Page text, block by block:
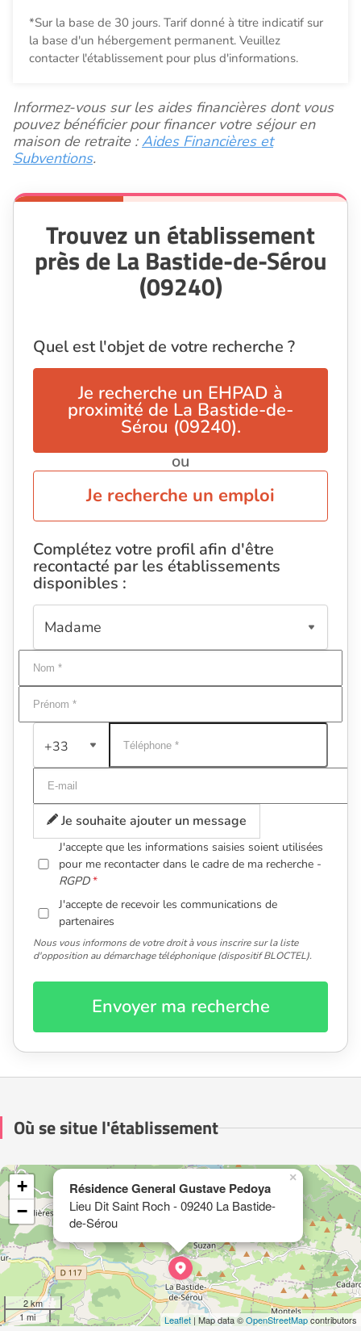
*Sur la base de 30 jours. Tarif donné à titre indicatif sur
la base d'un hébergement permanent. Veuillez
contacter l'établissement pour plus d'informations.
Informez-vous sur les aides financières dont vous
pouvez bénéficier pour financer votre séjour en
maison de retraite :Aides Financières et
Subventions.
Trouvez un établissement
près de La Bastide-de-Sérou
(09240)
Quel est l'objet de votre recherche ?
Je recherche un EHPAD à
proximité de La Bastide-de-
Sérou (09240).
ou
Je recherche un emploi
Complétez votre profil afin d'être
recontacté par les établissements
disponibles :
+33
Je souhaite ajouter un message
J'accepte que les informations saisies soient utilisées
pour me recontacter dans le cadre de ma recherche -
RGPD
J'accepte de recevoir les communications de
partenaires
Nous vous informons de votre droit à vous inscrire sur la liste
d'opposition au démarchage téléphonique (dispositif BLOCTEL).
Envoyer ma recherche
Où se situe l'établissement
Résidence General Gustave Pedoya
Lieu Dit Saint Roch - 09240 La Bastide-
de-Sérou
×
+
−
2 km
1 mi
Leaflet | Map data ©OpenStreetMapcontributors